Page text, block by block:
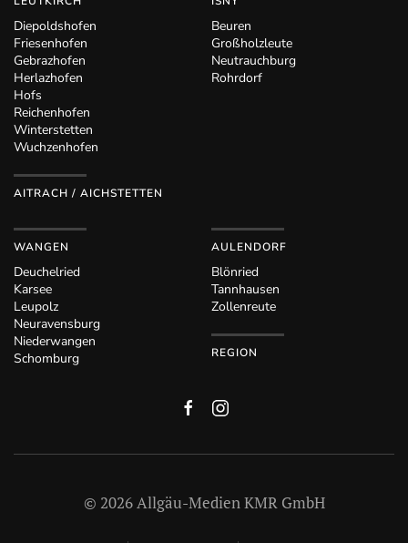
Diepoldshofen
Friesenhofen
Gebrazhofen
Herlazhofen
Hofs
Reichenhofen
Winterstetten
Wuchzenhofen
AITRACH / AICHSTETTEN
Beuren
Großholzleute
Neutrauchburg
Rohrdorf
WANGEN
Deuchelried
Karsee
Leupolz
Neuravensburg
Niederwangen
Schomburg
AULENDORF
Blönried
Tannhausen
Zollenreute
REGION
© 2026Allgäu-Medien KMR GmbH